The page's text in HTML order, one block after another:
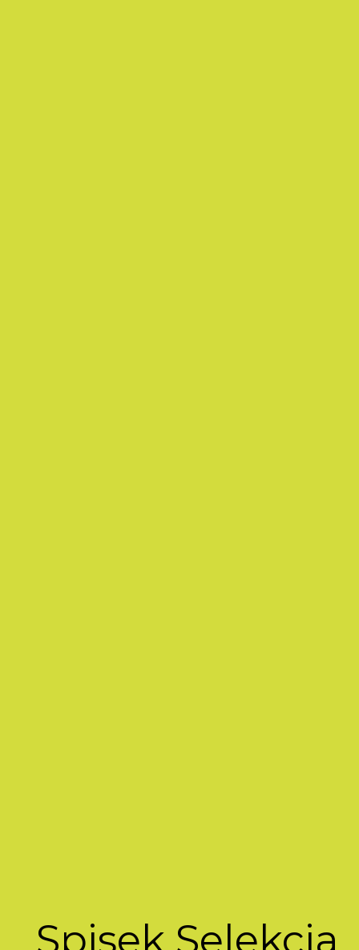
Spisek Selekcja